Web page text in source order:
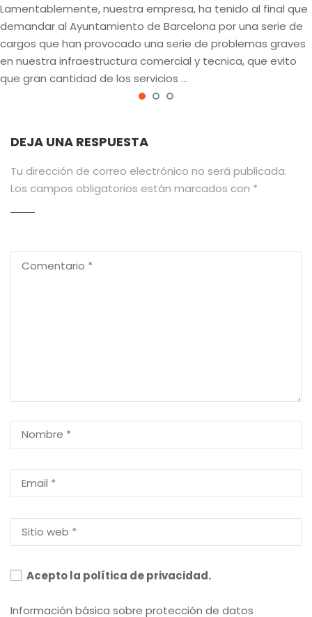
Lamentablemente, nuestra empresa, ha tenido al final que
demandar al Ayuntamiento de Barcelona por una serie de
cargos que han provocado una serie de problemas graves
en nuestra infraestructura comercial y tecnica, que evito
que gran cantidad de los servicios …
DEJA UNA RESPUESTA
Tu dirección de correo electrónico no será publicada.
Los campos obligatorios están marcados con *
Acepto la política de privacidad.
Información básica sobre protección de datos